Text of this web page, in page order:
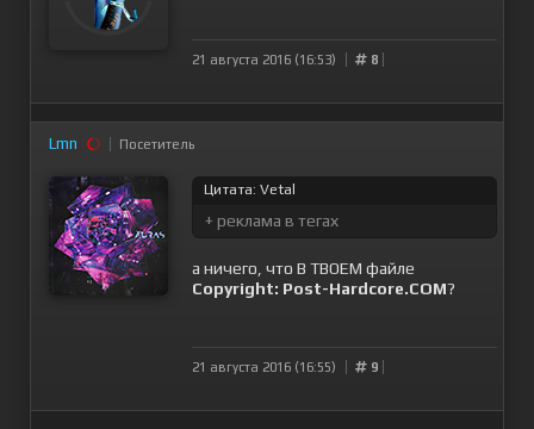
21 августа 2016 (16:53) 8
Lmn Посетитель
Цитата: Vetal
+ реклама в тегах
а ничего, что В ТВОЕМ файле
Copyright: Post-Hardcore.COM?
21 августа 2016 (16:55) 9